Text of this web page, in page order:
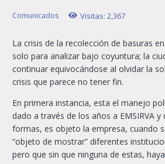
Comunicados Visitas: 2,367
La crisis de la recolección de basuras
solo para analizar bajo coyuntura; la
continuar equivocándose al olvidar la
crisis que parece no tener fin.
En primera instancia, esta el manejo
dado a través de los años a EMSIRVA
formas, es objeto la empresa, cuando
“objeto de mostrar” diferentes
pero que sin que ninguna de estas,